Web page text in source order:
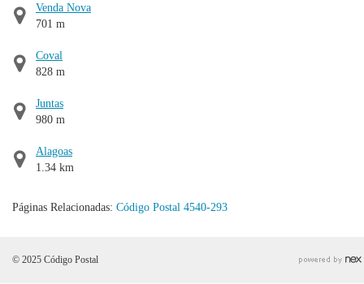
Venda Nova
701 m
Coval
828 m
Juntas
980 m
Alagoas
1.34 km
Páginas Relacionadas: Código Postal 4540-293
© 2025 Código Postal